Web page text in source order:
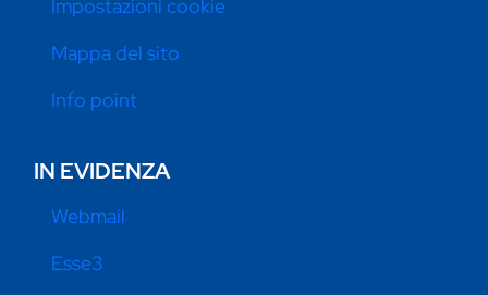
Impostazioni cookie
Mappa del sito
Info point
IN EVIDENZA
Webmail
Esse3